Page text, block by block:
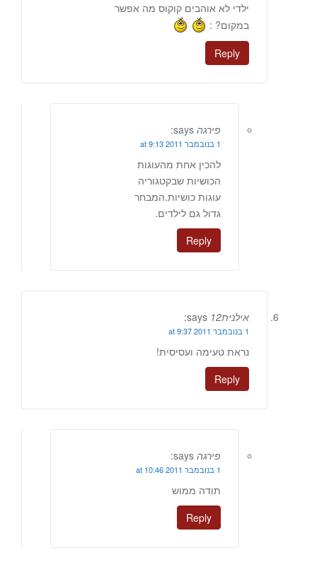
ילדי לא אוהבים קוקוס מה אפשר
במקום? :
Reply
פירגה says:
1 בנובמבר 2011 at 9:13
להכין אחת מהעוגות
הכושיות שבקטגוריה
עוגות כושיות.המבחר
גדול גם לילדים.
Reply
אילנית12 says:
1 בנובמבר 2011 at 9:37
נראת טעימה ועסיסית!
Reply
פירגה says:
1 בנובמבר 2011 at 10:46
תודה ממוש
Reply